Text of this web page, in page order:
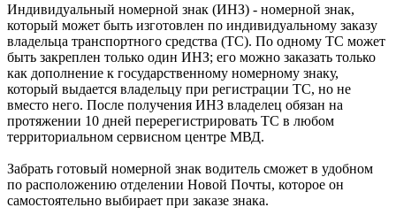
Индивидуальный номерной знак (ИНЗ) - номерной знак,
который может быть изготовлен по индивидуальному заказу
владельца транспортного средства (ТС). По одному ТС может
быть закреплен только один ИНЗ; его можно заказать только
как дополнение к государственному номерному знаку,
который выдается владельцу при регистрации ТС, но не
вместо него. После получения ИНЗ владелец обязан на
протяжении 10 дней перерегистрировать ТС в любом
территориальном сервисном центре МВД.
Забрать готовый номерной знак водитель сможет в удобном
по расположению отделении Новой Почты, которое он
самостоятельно выбирает при заказе знака.